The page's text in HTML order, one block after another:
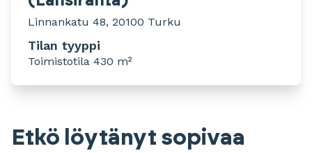
Linnankatu 48, 20100 Turku
Tilan tyyppi
Toimistotila 430 m²
Etkö löytänyt sopivaa